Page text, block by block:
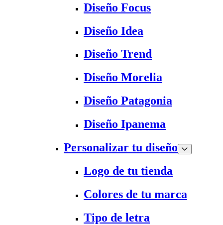
Diseño Focus
Diseño Idea
Diseño Trend
Diseño Morelia
Diseño Patagonia
Diseño Ipanema
Personalizar tu diseño
Logo de tu tienda
Colores de tu marca
Tipo de letra